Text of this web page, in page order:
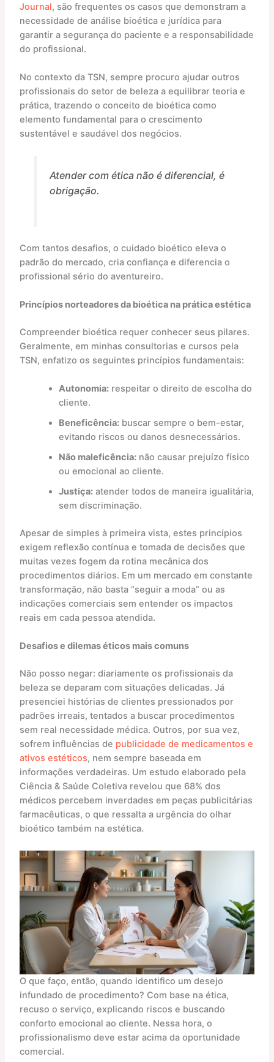
Journal, são frequentes os casos que demonstram a
necessidade de análise bioética e jurídica para
garantir a segurança do paciente e a responsabilidade
do profissional.
No contexto da TSN, sempre procuro ajudar outros
profissionais do setor de beleza a equilibrar teoria e
prática, trazendo o conceito de bioética como
elemento fundamental para o crescimento
sustentável e saudável dos negócios.
Atender com ética não é diferencial, é
obrigação.
Com tantos desafios, o cuidado bioético eleva o
padrão do mercado, cria confiança e diferencia o
profissional sério do aventureiro.
Princípios norteadores da bioética na prática estética
Compreender bioética requer conhecer seus pilares.
Geralmente, em minhas consultorias e cursos pela
TSN, enfatizo os seguintes princípios fundamentais:
Autonomia:respeitar o direito de escolha do
cliente.
Beneficência:buscar sempre o bem-estar,
evitando riscos ou danos desnecessários.
Não maleficência:não causar prejuízo físico
ou emocional ao cliente.
Justiça:atender todos de maneira igualitária,
sem discriminação.
Apesar de simples à primeira vista, estes princípios
exigem reflexão contínua e tomada de decisões que
muitas vezes fogem da rotina mecânica dos
procedimentos diários. Em um mercado em constante
transformação, não basta “seguir a moda” ou as
indicações comerciais sem entender os impactos
reais em cada pessoa atendida.
Desafios e dilemas éticos mais comuns
Não posso negar: diariamente os profissionais da
beleza se deparam com situações delicadas. Já
presenciei histórias de clientes pressionados por
padrões irreais, tentados a buscar procedimentos
sem real necessidade médica. Outros, por sua vez,
sofrem influências de publicidade de medicamentos e
ativos estéticos, nem sempre baseada em
informações verdadeiras. Um estudo elaborado pela
Ciência & Saúde Coletiva revelou que 68% dos
médicos percebem inverdades em peças publicitárias
farmacêuticas, o que ressalta a urgência do olhar
bioético também na estética.
O que faço, então, quando identifico um desejo
infundado de procedimento? Com base na ética,
recuso o serviço, explicando riscos e buscando
conforto emocional ao cliente. Nessa hora, o
profissionalismo deve estar acima da oportunidade
comercial.